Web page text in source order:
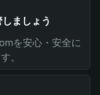
ましょう
を安心・安全に
。